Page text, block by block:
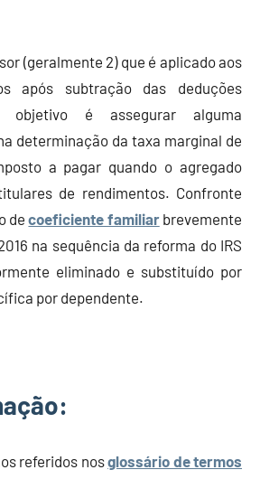
(geralmente 2) que é aplicado aos
após subtração das deduções
é assegurar alguma
determinação da taxa marginal de
a pagar quando o agregado
de rendimentos. Confronte
decoeficiente familiarbrevemente
na sequência da reforma do IRS
eliminado e substituído por
por dependente.
referidos nosglossário de termos